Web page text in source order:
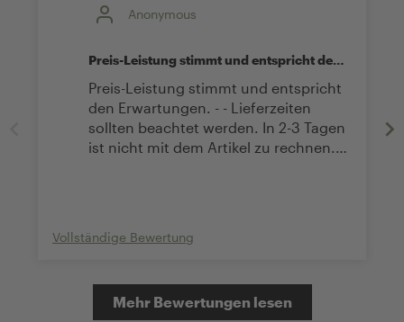
Anonymous
Preis-Leistung stimmt und entspricht den
Preis-Leistung stimmt und entspricht
den Erwartungen. - - Lieferzeiten
sollten beachtet werden. In 2-3 Tagen
ist nicht mit dem Artikel zu rechnen.
Vollständige Bewertung
Mehr Bewertungen lesen